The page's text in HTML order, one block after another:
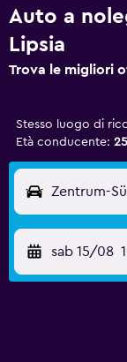
Auto a
Lipsia
Trova le migliori
Stesso luogo di
Età conducente:
Zentrum-
sab 15/08